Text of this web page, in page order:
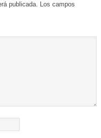
publicada. Los campos